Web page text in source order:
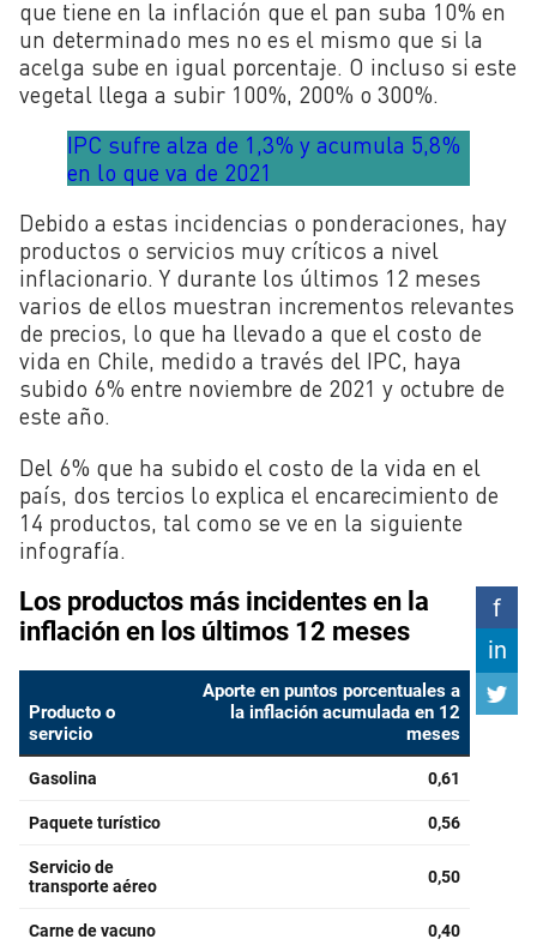
que tiene en la inflación que el pan suba 10% en
un determinado mes no es el mismo que si la
acelga sube en igual porcentaje. O incluso si este
vegetal llega a subir 100%, 200% o 300%.
IPC sufre alza de 1,3% y acumula 5,8%
en lo que va de 2021
Debido a estas incidencias o ponderaciones, hay
productos o servicios muy críticos a nivel
inflacionario. Y durante los últimos 12 meses
varios de ellos muestran incrementos relevantes
de precios, lo que ha llevado a que el costo de
vida en Chile, medido a través del IPC, haya
subido 6% entre noviembre de 2021 y octubre de
este año.
Del 6% que ha subido el costo de la vida en el
país, dos tercios lo explica el encarecimiento de
14 productos, tal como se ve en la siguiente
infografía.